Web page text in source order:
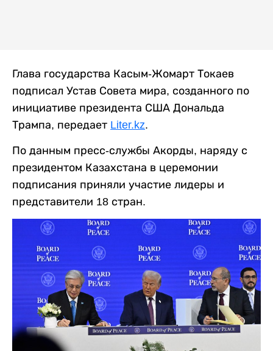
Глава государства Касым-Жомарт Токаев
подписал Устав Совета мира, созданного по
инициативе президента США Дональда
Трампа, передает Liter.kz.
По данным пресс-службы Акорды, наряду с
президентом Казахстана в церемонии
подписания приняли участие лидеры и
представители 18 стран.